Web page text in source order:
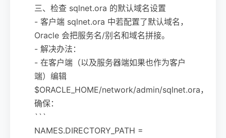
三、检查 sqlnet.ora 的默认域名设置
- 客户端 sqlnet.ora 中若配置了默认域名，
Oracle 会把服务名/别名和域名拼接。
- 解决办法：
- 在客户端（以及服务器端如果也作为客户
端）编辑
$ORACLE_HOME/network/admin/sqlnet.ora，
确保：
```
NAMES.DIRECTORY_PATH =